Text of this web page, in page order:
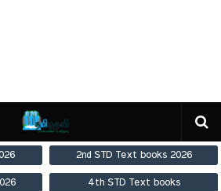
2nd STD Text books 2026
4th STD Text books